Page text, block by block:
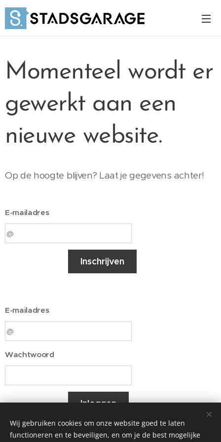
Momenteel wordt er
gewerkt aan een
nieuwe website.
Op de hoogte blijven? Laat je gegevens achter!
E-mailadres
Inschrijven
E-mailadres
Wachtwoord
Inloggen
Wij gebruiken cookies om onze website goed te laten
functioneren en te beveiligen, en om je de best mogelijke